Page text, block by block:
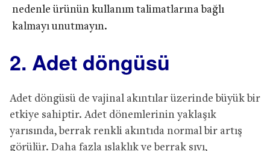
nedenle ürünün kullanım talimatlarına bağlı
kalmayı unutmayın.
2. Adet döngüsü
Adet döngüsü de vajinal akıntılar üzerinde büyük bir
etkiye sahiptir. Adet dönemlerinin yaklaşık
yarısında, berrak renkli akıntıda normal bir artış
görülür. Daha fazla ıslaklık ve berrak sıvı,